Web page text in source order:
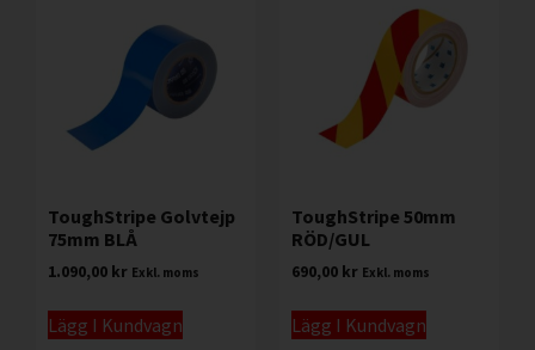
ToughStripe Golvtejp
75mm BLÅ
1.090,00 kr Exkl. moms
Lägg I Kundvagn
ToughStripe 50mm
RÖD/GUL
690,00 kr Exkl. moms
Lägg I Kundvagn